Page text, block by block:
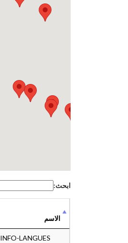
ابحث:
الاسم
INFO-LANGUES